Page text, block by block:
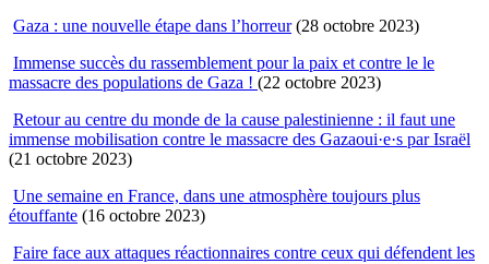
Gaza : une nouvelle étape dans l’horreur(28 octobre 2023)
Immense succès du rassemblement pour la paix et contre le le
massacre des populations de Gaza ! (22 octobre 2023)
Retour au centre du monde de la cause palestinienne : il faut une
immense mobilisation contre le massacre des Gazaoui·e·s par Israël
(21 octobre 2023)
Une semaine en France, dans une atmosphère toujours plus
étouffante (16 octobre 2023)
Faire face aux attaques réactionnaires contre ceux qui défendent les